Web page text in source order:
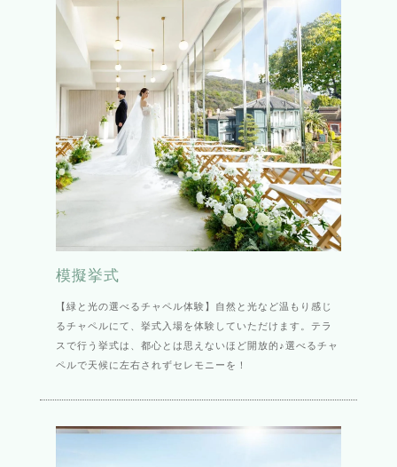
模擬挙式
【緑と光の選べるチャペル体験】自然と光など温もり感じ
るチャペルにて、挙式入場を体験していただけます。テラ
スで行う挙式は、都心とは思えないほど開放的♪選べるチャ
ペルで天候に左右されずセレモニーを！